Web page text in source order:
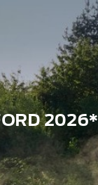
2026*